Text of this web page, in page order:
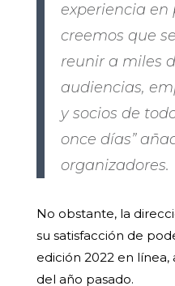
experiencia en
creemos que
reunir a miles
audiencias,
y socios de
once días”
organizadores.
No obstante, la
su satisfacción de
edición 2022 en
del año pasado.